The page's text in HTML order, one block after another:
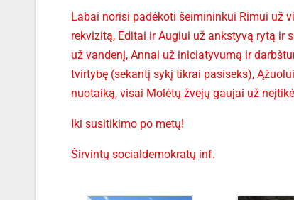
Labai norisi padėkoti šeimininkui Rimui už
rekvizitą, Editai ir Augiui už ankstyvą rytą ir
už vandenį, Annai už iniciatyvumą ir
tvirtybę (sekantį sykį tikrai pasiseks),
nuotaiką, visai Molėtų žvejų gaujai už
Iki susitikimo po metų!
Širvintų socialdemokratų inf.